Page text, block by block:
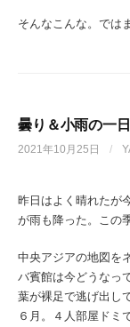
そんなこんな。では
曇り＆小雨の一日
2021年10月25日 /
昨日はよく晴れたが
が雨も降った。この
中央アジアの地図を
バ賓館は今どうなっ
葉が裸足で逃げ出し
６月。４人部屋ドミ